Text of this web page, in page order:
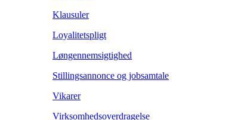
Klausuler
Loyalitetspligt
Løngennemsigtighed
Stillingsannonce og jobsamtale
Vikarer
Virksomhedsoverdragelse